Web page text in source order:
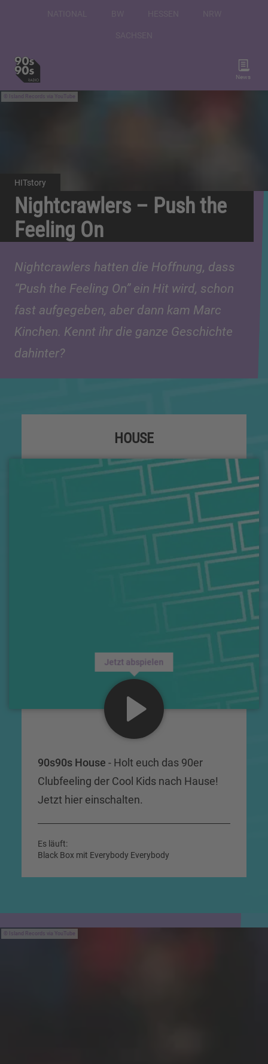
News
Island Records via YouTube
HITstory
Nightcrawlers – Push the
Feeling On
Nightcrawlers hatten die Hoffnung, dass
“Push the Feeling On” ein Hit wird, schon
fast aufgegeben, aber dann kam Marc
Kinchen. Kennt ihr die ganze Geschichte
dahinter?
HOUSE
Jetzt abspielen
90s90s House - Holt euch das 90er
Clubfeeling der Cool Kids nach Hause!
Jetzt hier einschalten.
Es läuft:
Black Box mit Everybody Everybody
Island Records via YouTube